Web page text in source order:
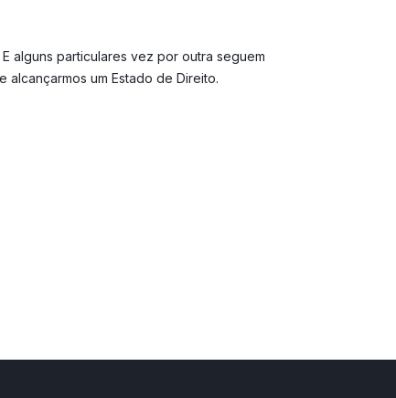
alguns particulares vez por outra seguem
um Estado de Direito.